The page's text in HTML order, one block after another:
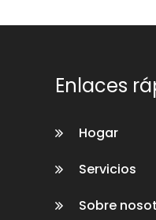
Enlaces
Hogar
Servicios
Sobre